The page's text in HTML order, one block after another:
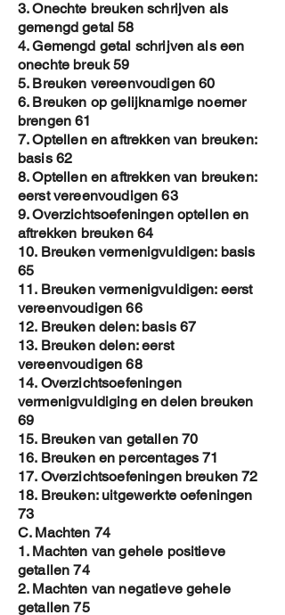
3. Onechte breuken schrijven als
gemengd getal 58
4. Gemengd getal schrijven als een
onechte breuk 59
5. Breuken vereenvoudigen 60
6. Breuken op gelijknamige noemer
brengen 61
7. Optellen en aftrekken van breuken:
basis 62
8. Optellen en aftrekken van breuken:
eerst vereenvoudigen 63
9. Overzichtsoefeningen optellen en
aftrekken breuken 64
10. Breuken vermenigvuldigen: basis
65
11. Breuken vermenigvuldigen: eerst
vereenvoudigen 66
12. Breuken delen: basis 67
13. Breuken delen: eerst
vereenvoudigen 68
14. Overzichtsoefeningen
vermenigvuldiging en delen breuken
69
15. Breuken van getallen 70
16. Breuken en percentages 71
17. Overzichtsoefeningen breuken 72
18. Breuken: uitgewerkte oefeningen
73
C. Machten 74
1. Machten van gehele positieve
getallen 74
2. Machten van negatieve gehele
getallen 75